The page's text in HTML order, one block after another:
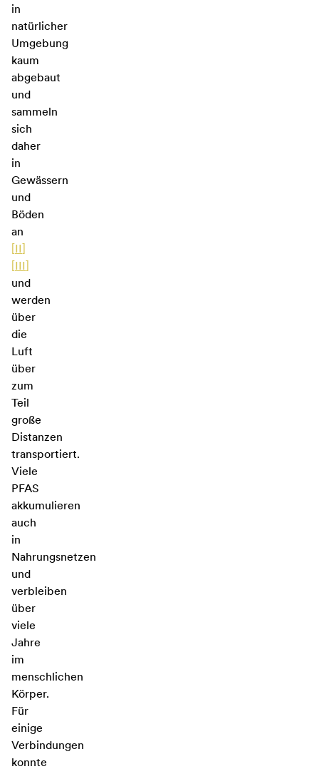
in
natürlicher
Umgebung
kaum
abgebaut
und
sammeln
sich
daher
in
Gewässern
und
Böden
an
[II]
[III]
und
werden
über
die
Luft
über
zum
Teil
große
Distanzen
transportiert.
Viele
PFAS
akkumulieren
auch
in
Nahrungsnetzen
und
verbleiben
über
viele
Jahre
im
menschlichen
Körper.
Für
einige
Verbindungen
konnte